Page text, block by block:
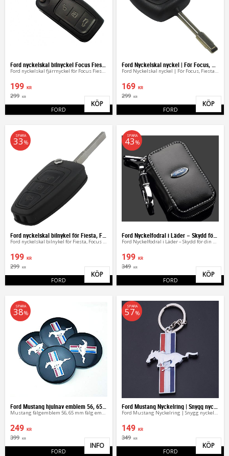
Ford nyckelskal fjärrnyckel för Focus Fiesta C max
199 KR
299 KR
FORD Lägg till i favoriter
KÖP
Ford Nyckelskal nyckel | För Focus, Fiesta & Mondeo
169 KR
299 KR
FORD
KÖP
Ford nyckelskal bilnykel för Fiesta, Focus & C-Max
Ford nyckelskal bilnykel för Fiesta, Focus & C-Max
199 KR
299 KR
SPARA
33 %
FORD Lägg till i favoriter
KÖP
Ford Nyckelfodral i Läder – Skydd för din Bilnyckel
Ford Nyckelfodral i Läder – Skydd för din Bilnyckel
199 KR
349 KR
SPARA
43 %
FORD
KÖP
Mustang fälgemblem 56, 65 mm fälg emblem
249 KR
399 KR
SPARA
38%
FORD Lägg till i favoriter
INFO
Ford Mustang Nyckelring | Snygg nyckelhänge
149 KR
349 KR
SPARA
57%
FORD
KÖP